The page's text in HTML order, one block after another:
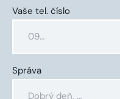
Vaše tel. číslo
Správa